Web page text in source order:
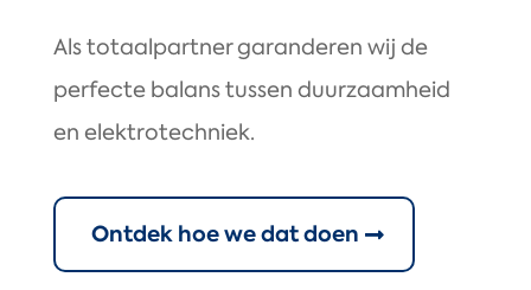
Als totaalpartner garanderen wij de
perfecte balans tussen duurzaamheid
en elektrotechniek.
Ontdek hoe we dat doen